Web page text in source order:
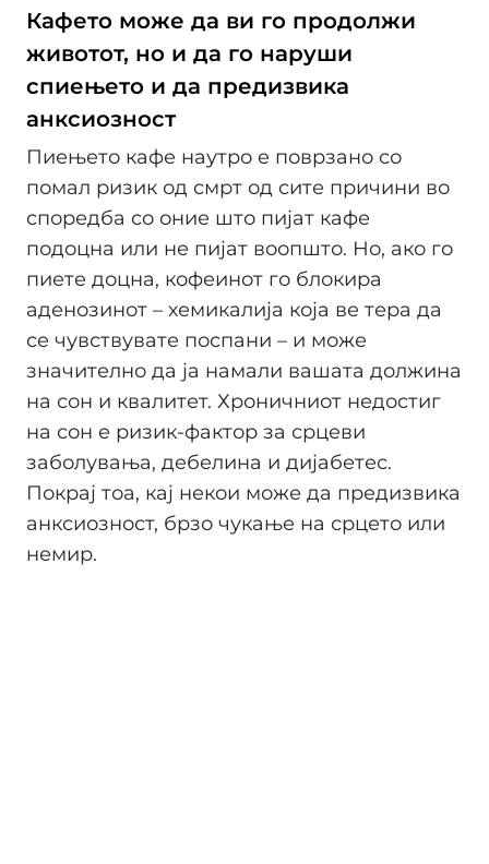
Кафето може да ви го продолжи
животот, но и да го наруши
спиењето и да предизвика
анксиозност
Пиењето кафе наутро е поврзано со
помал ризик од смрт од сите причини во
споредба со оние што пијат кафе
подоцна или не пијат воопшто. Но, ако го
пиете доцна, кофеинот го блокира
аденозинот – хемикалија која ве тера да
се чувствувате поспани – и може
значително да ја намали вашата должина
на сон и квалитет. Хроничниот недостиг
на сон е ризик-фактор за срцеви
заболувања, дебелина и дијабетес.
Покрај тоа, кај некои може да предизвика
анксиозност, брзо чукање на срцето или
немир.